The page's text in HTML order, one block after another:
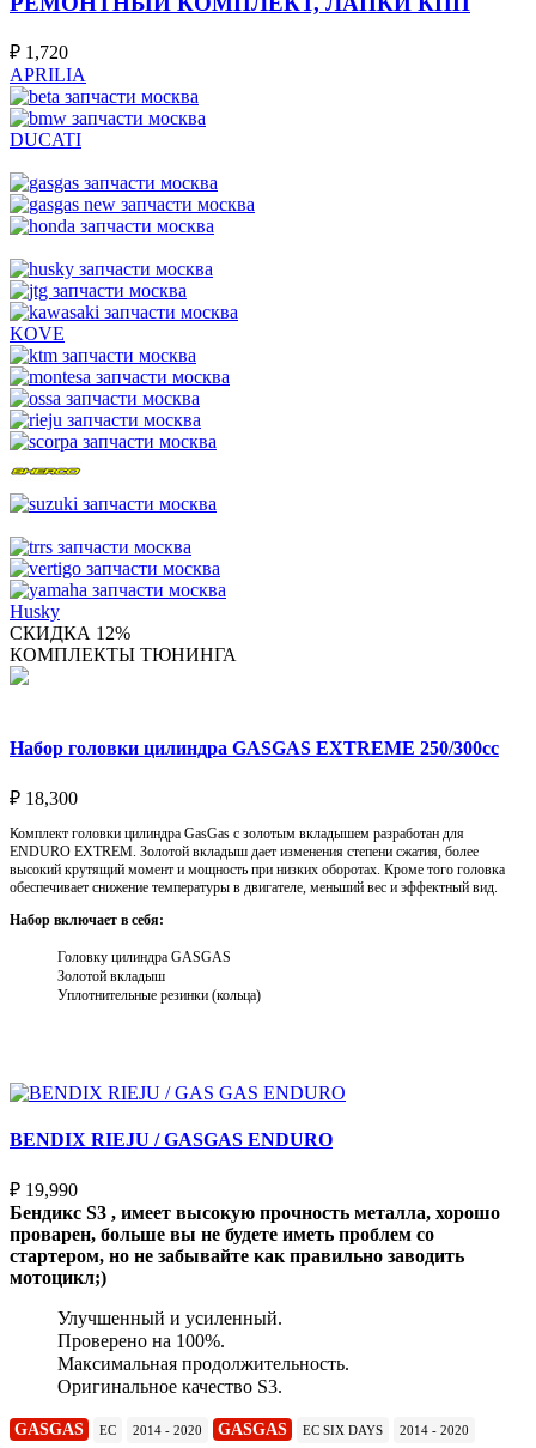
₽ 1,720
APRILIA
DUCATI
KOVE
Husky
СКИДКА 12%
КОМПЛЕКТЫ ТЮНИНГА
Набор головки цилиндра GASGAS EXTREME 250/300cc
₽ 18,300
Комплект головки цилиндра GasGas с золотым вкладышем разработан для
ENDURO EXTREM. Золотой вкладыш дает изменения степени сжатия, более
высокий крутящий момент и мощность при низких оборотах. Кроме того головка
обеспечивает снижение температуры в двигателе, меньший вес и эффектный вид.
Набор включает в себя:
Головку цилиндра GASGAS
Золотой вкладыш
Уплотнительные резинки (кольца)
BENDIX RIEJU / GASGAS ENDURO
₽ 19,990
Бендикс S3 , имеет высокую прочность металла, хорошо
проварен, больше вы не будете иметь проблем со
стартером, но не забывайте как правильно заводить
мотоцикл;)
Улучшенный и усиленный.
Проверено на 100%.
Максимальная продолжительность.
Оригинальное качество S3.
GASGAS EC 2014 - 2020 GASGAS EC SIX DAYS 2014 - 2020